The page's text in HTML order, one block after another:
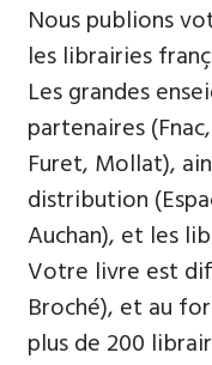
Nous publions
les librairies
Les grandes
partenaires
Furet, Mollat),
distribution
Auchan), et les
Votre livre est
Broché), et au
plus de 200